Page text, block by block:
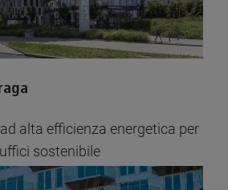
alta efficienza energetica per
sostenibile